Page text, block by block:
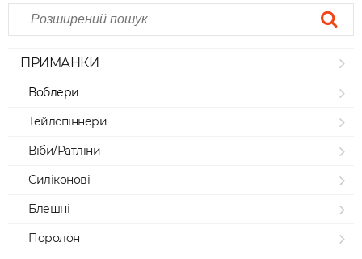
ПРИМАНКИ
Воблери
Тейлспіннери
Віби/Ратліни
Силіконові
Блешні
Поролон